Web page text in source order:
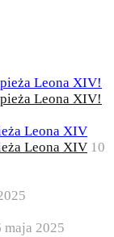
Leona XIV!
Leona XIV!
Leona XIV
Leona XIV 10
maja 2025